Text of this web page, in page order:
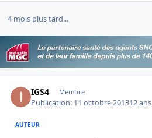
4 mois plus tard...
IGS4 Membre
Publication: 11 octobre 201312 ans
AUTEUR